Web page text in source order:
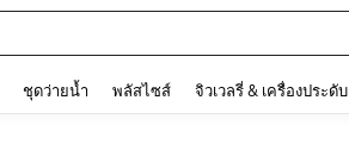
ชุดว่ายน้ำ พลัสไซส์ จิวเวลรี่ & เครื่องประดับ